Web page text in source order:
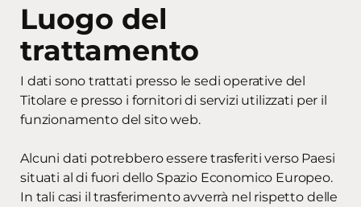
Luogo del
trattamento
I dati sono trattati presso le sedi operative del
Titolare e presso i fornitori di servizi utilizzati per il
funzionamento del sito web.
Alcuni dati potrebbero essere trasferiti verso Paesi
situati al di fuori dello Spazio Economico Europeo.
In tali casi il trasferimento avverrà nel rispetto delle